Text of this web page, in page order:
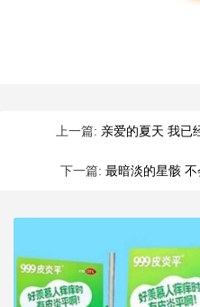
上一篇: 亲爱的夏天 我已
下一篇: 最暗淡的星骸